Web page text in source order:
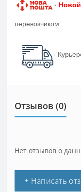
-
перевозчиком
-
Отзывов (0)
Нет отзывов о
+ Написать